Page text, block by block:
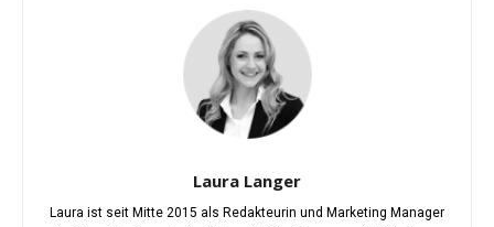
Laura Langer
Laura ist seit Mitte 2015 als Redakteurin und Marketing Manager